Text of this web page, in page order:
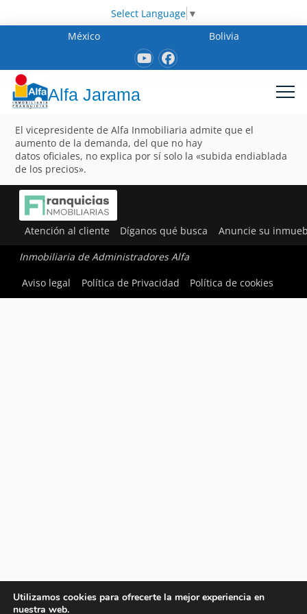
Select Language ▼
México
Bolivia
Alfa Jarama
El vicepresidente de Alfa Inmobiliaria admite que el
aumento de la demanda, del que no hay
datos oficiales, no explica por sí solo la «subida endiablada
de los precios».
Atención al cliente Díganos qué busca Anuncie su
Inmobiliaria de Administradores Alfa
Aviso legal
Política de Privacidad Política de cookies
Utilizamos cookies para ofrecerte la mejor experiencia en
nuestra web.